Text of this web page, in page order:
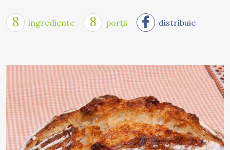
8 ingrediente 8 porții distribuie